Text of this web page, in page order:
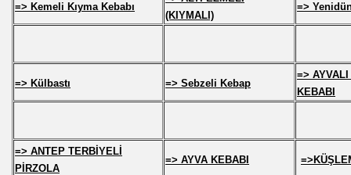
=> Kemeli Kıyma Kebabı
(KIYMALI)
=>
=> Külbastı => Sebzeli Kebap
=> AYVALI
KEBABI
=> ANTEP TERBİYELİ
PİRZOLA
=> AYVA KEBABI